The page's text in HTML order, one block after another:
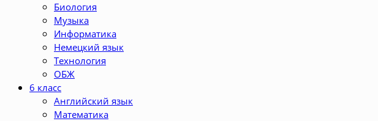
Биология
Музыка
Информатика
Немецкий язык
Технология
ОБЖ
6 класс
Английский язык
Математика